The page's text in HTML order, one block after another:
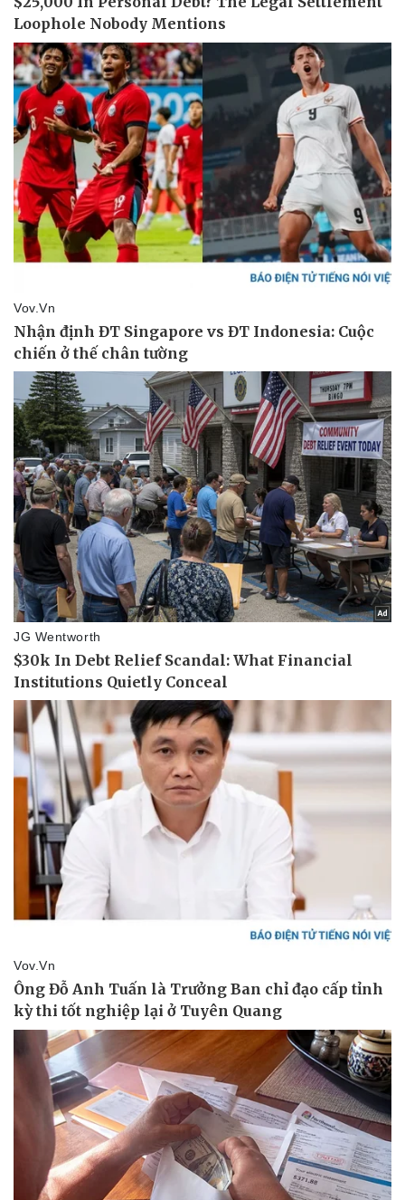
Pháp luật
Vụ án
Tin nóng
Tư vấn luật
Quân sự - Quốc phòng
Việt Nam